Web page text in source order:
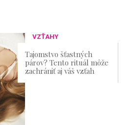
VZŤAHY
Tajomstvo šťastných
párov? Tento rituál môže
zachrániť aj váš vzťah